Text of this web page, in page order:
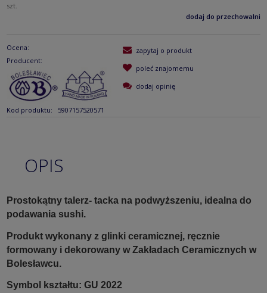
szt.
dodaj do przechowalni
Ocena:
Producent:
Kod produktu: 5907157520571
zapytaj o produkt
poleć znajomemu
dodaj opinię
OPIS
Prostokątny talerz- tacka na podwyższeniu, idealna do
podawania sushi.
Produkt wykonany z glinki ceramicznej, ręcznie
formowany i dekorowany w Zakładach Ceramicznych w
Bolesławcu.
Symbol kształtu: GU 2022